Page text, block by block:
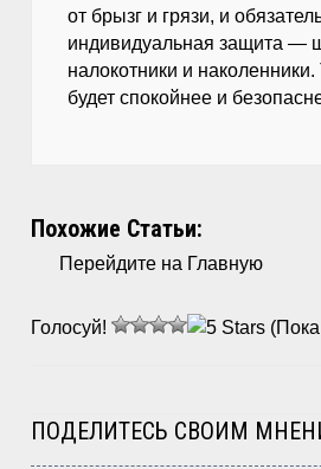
от брызг и грязи, и
индивидуальная защита —
налокотники и наколенники.
будет спокойнее и
Похожие Статьи:
Перейдите на Главную
Голосуй!
ПОДЕЛИТЕСЬ СВОИМ